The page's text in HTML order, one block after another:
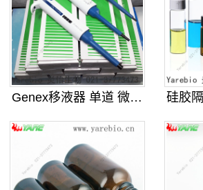
Genex移液器 单道 微量程可调